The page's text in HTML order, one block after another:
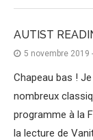
AUTIST
5 novembre 2019
Chapeau bas !
nombreux
programme à la
la lecture de